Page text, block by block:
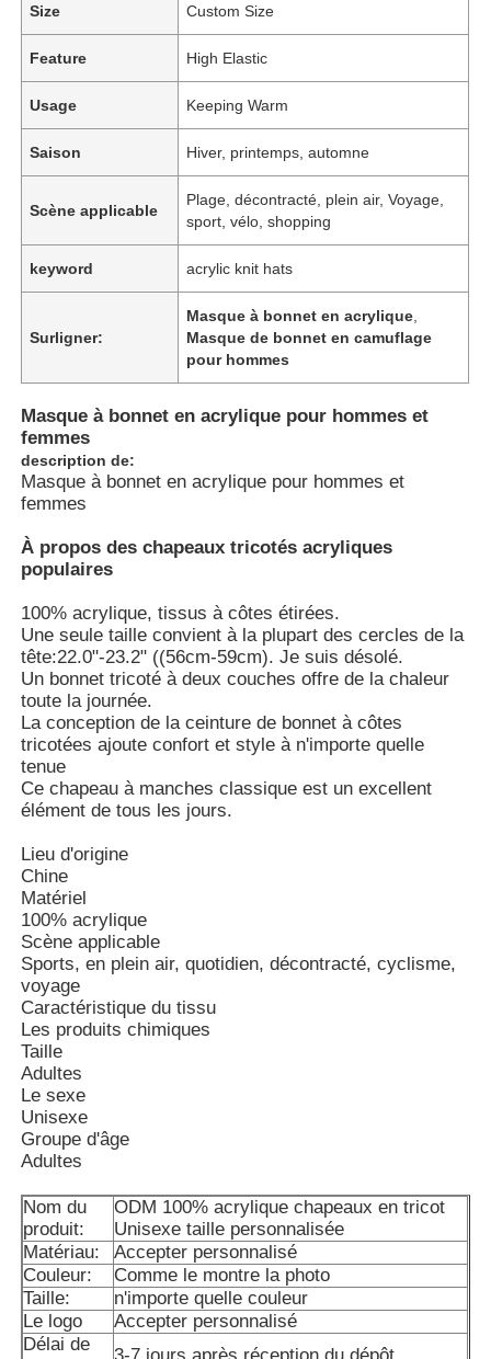
Maison
Produits
Au sujet de nous
Size Custom Size
Feature High Elastic
Usage Keeping Warm
Saison Hiver, printemps, automne
Scène applicable
Plage, décontracté, plein air, Voyage,
sport, vélo, shopping
keyword acrylic knit hats
Surligner:
Masque à bonnet en acrylique
Masque de bonnet en camuflage
pour hommes
Masque à bonnet en acrylique pour hommes et
femmes
description de:
Masque à bonnet en acrylique pour hommes et
femmes
À propos des chapeaux tricotés acryliques
populaires
100% acrylique, tissus à côtes étirées.
Une seule taille convient à la plupart des cercles de la
tête:22.0"-23.2" ((56cm-59cm). Je suis désolé.
Un bonnet tricoté à deux couches offre de la chaleur
toute la journée.
La conception de la ceinture de bonnet à côtes
tricotées ajoute confort et style à n'importe quelle
tenue
Ce chapeau à manches classique est un excellent
élément de tous les jours.
Lieu d'origine
Chine
Matériel
100% acrylique
Scène applicable
Sports, en plein air, quotidien, décontracté, cyclisme,
voyage
Caractéristique du tissu
Les produits chimiques
Taille
Adultes
Le sexe
Unisexe
Groupe d'âge
Adultes
Nom du
produit:
ODM 100% acrylique chapeaux en tricot
Unisexe taille personnalisée
Matériau:
Accepter personnalisé
Couleur:
Comme le montre la photo
Taille:
n'importe quelle couleur
Le logo
Accepter personnalisé
Délai de
3-7 jours après réception du dépôt